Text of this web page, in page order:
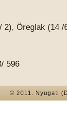
2), Öreglak (14 /
596
© 2011. Nyugati